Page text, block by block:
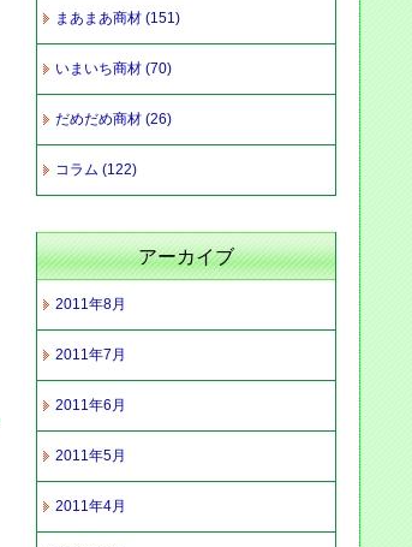
まあまあ商材 (151)
いまいち商材 (70)
だめだめ商材 (26)
コラム (122)
アーカイブ
2011年8月
2011年7月
2011年6月
2011年5月
2011年4月